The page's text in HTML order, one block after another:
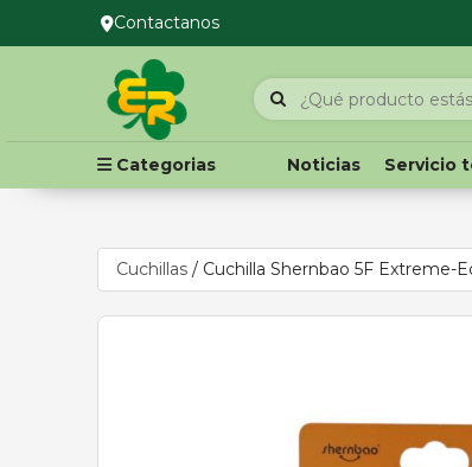
Contactanos
Categorias Noticias Servicio
Cuchillas / Cuchilla Shernbao 5F Extreme-